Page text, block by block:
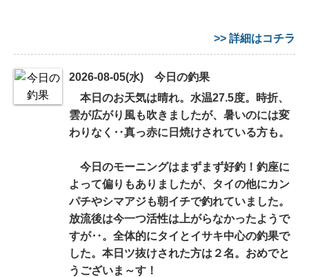
>> 詳細はコチラ
2026-08-05(水) 今日の釣果
本日のお天気は晴れ。水温27.5度。時折、
雲が広がり風も吹きましたが、暑いのには変
わりなく‥真っ赤に日焼けされている方も。
今日のモーニングはまずまず好釣！釣座に
よって偏りもありましたが、タイの他にカン
パチやシマアジも朝イチで釣れていました。
放流後は今一つ活性は上がらなかったようで
すが‥。全体的にタイとイサキ中心の釣果で
した。本日ツ抜けされた方は２名。おめでと
うございま～す！